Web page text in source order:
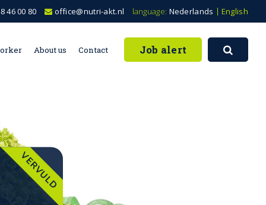
46 00 80 office@nutri-akt.nl language: Nederlands English
About us Contact Job alert
VERVULD